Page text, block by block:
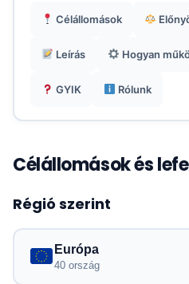
például a WhatsApp.
Célállomások
Leírás Hogyan
GYIK Rólunk
Célállomások és
Régió szerint
Európa
40 ország